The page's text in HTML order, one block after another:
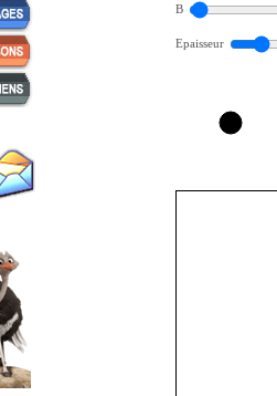
B
Epaisseur